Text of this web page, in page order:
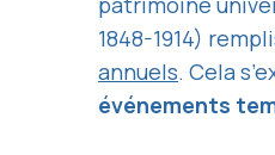
1848-1914)
annuels. Cela
événements